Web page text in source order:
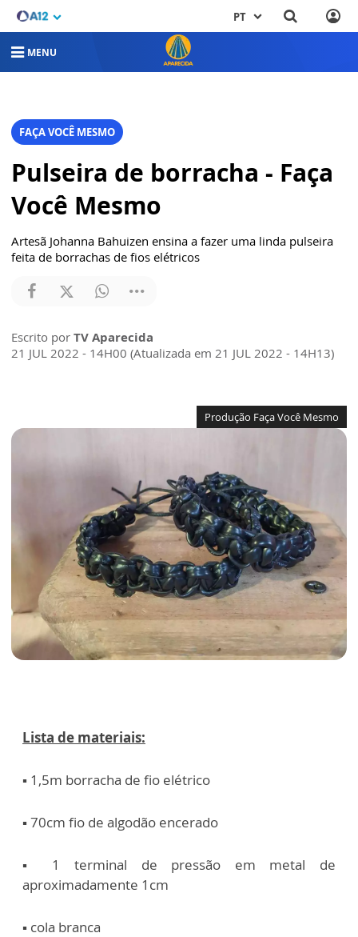
PT
MENU
FAÇA VOCÊ MESMO
Pulseira de borracha - Faça
Você Mesmo
Artesã Johanna Bahuizen ensina a fazer uma linda pulseira
feita de borrachas de fios elétricos
Escrito por TV Aparecida
21 JUL 2022 - 14H00 (Atualizada em 21 JUL 2022 - 14H13)
Produção Faça Você Mesmo
Lista de materiais:
▪️ 1,5m borracha de fio elétrico
▪️ 70cm fio de algodão encerado
▪️ 1 terminal de pressão em metal de
aproximadamente 1cm
▪️ cola branca